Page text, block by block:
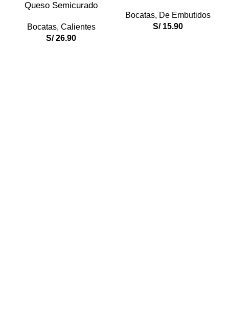
Queso Semicurado
Bocatas, Calientes
S/26.90
Bocatas, De Embutidos
S/15.90